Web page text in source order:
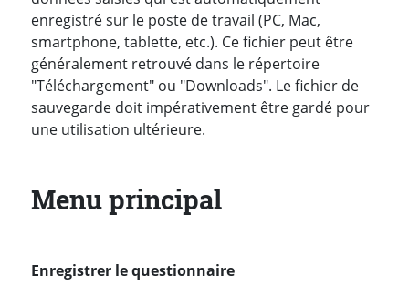
enregistré sur le poste de travail (PC, Mac,
smartphone, tablette, etc.). Ce fichier peut être
généralement retrouvé dans le répertoire
"Téléchargement" ou "Downloads". Le fichier de
sauvegarde doit impérativement être gardé pour
une utilisation ultérieure.
Menu principal
Enregistrer le questionnaire